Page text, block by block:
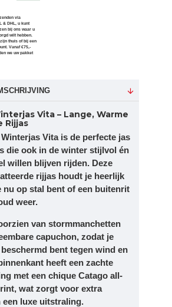
via
& DHL, u kunt
bij ons waar u
wilt hebben.
zijn thuis of bij een
Vanaf €75,-
we uw pakket
Vita – Lange, Warme
Rijjas
Vitais de perfecte jas
die ook in de winter stijlvol én
willen blijven rijden. Deze
rijjas houdt je heerlijk
nu op stal bent of een buitenrit
weer.
van stormmanchetten
capuchon, zodat je
bent tegen wind en
heeft een zachte
met een chique Catago all-
, wat zorgt voor extra
een luxe uitstraling.